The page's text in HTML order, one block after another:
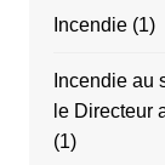
Incendie(1)
Incendie au
le Directeur
(1)